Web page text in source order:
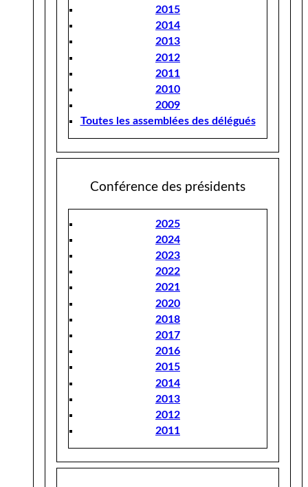
2015
2014
2013
2012
2011
2010
2009
Toutes les assemblées des délégués
Conférence des présidents
2025
2024
2023
2022
2021
2020
2018
2017
2016
2015
2014
2013
2012
2011